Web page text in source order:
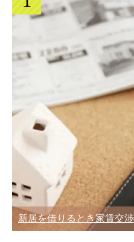
のデメリッ
面倒な荷
して準備を
引越しに
が必要な家
引越し見
トラブル無
引越料金
者に直接聞
引っ越し
新居を借りるとき家賃交